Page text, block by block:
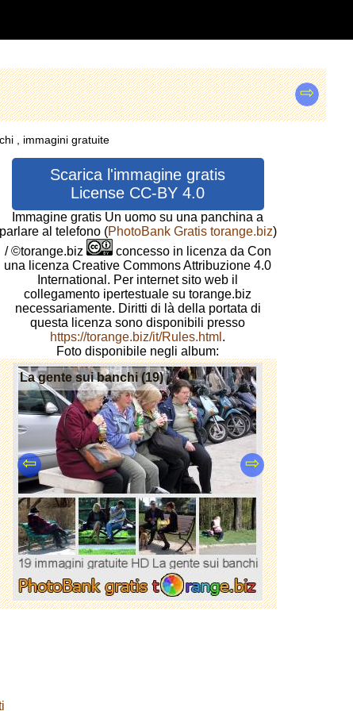
⇨
, immagini gratuite
Scarica l'immagine gratis
License CC-BY 4.0
Immagine gratis Un uomo su una panchina a
parlare al telefono (PhotoBank Gratis torange.biz)
/ ©torange.biz
concesso in licenza da Con
una licenza Creative Commons Attribuzione 4.0
International. Per internet sito web il
collegamento ipertestuale su torange.biz
necessariamente. Diritti di là della portata di
questa licenza sono disponibili presso
https://torange.biz/it/Rules.html .
Foto disponibile negli album:
La gente sui banchi (19)
⇦ ⇨